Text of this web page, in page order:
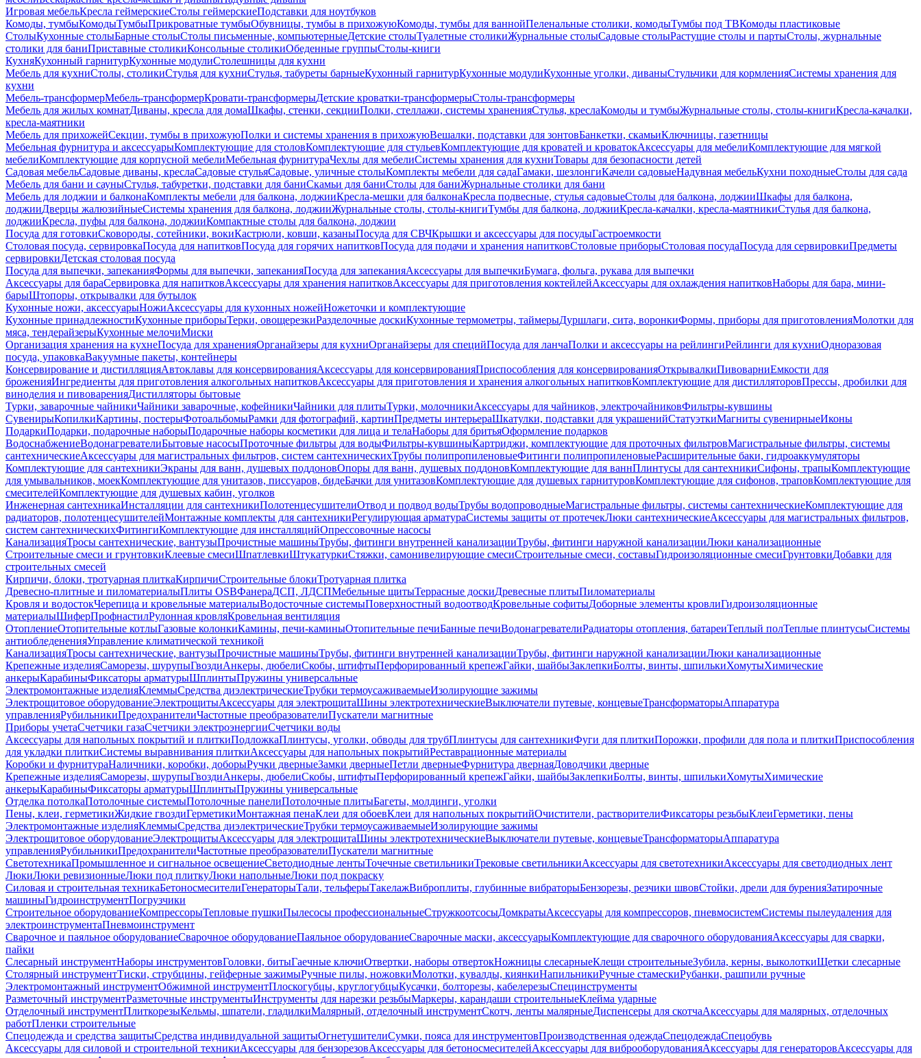
Игровая мебельКресла геймерскиеСтолы геймерскиеПодставки для ноутбуков
Комоды, тумбыКомодыТумбыПрикроватные тумбыОбувницы, тумбы в прихожуюКомоды, тумбы для ваннойПеленальные столики, комодыТумбы под ТВКомоды пластиковые
СтолыКухонные столыБарные столыСтолы письменные, компьютерныеДетские столыТуалетные столикиЖурнальные столыСадовые столыРастущие столы и партыСтолы, журнальные
столики для баниПриставные столикиКонсольные столикиОбеденные группыСтолы-книги
КухняКухонный гарнитурКухонные модулиСтолешницы для кухни
Мебель для кухниСтолы, столикиСтулья для кухниСтулья, табуреты барныеКухонный гарнитурКухонные модулиКухонные уголки, диваныСтульчики для кормленияСистемы хранения для
кухни
Мебель-трансформерМебель-трансформерКровати-трансформерыДетские кроватки-трансформерыСтолы-трансформеры
Мебель для жилых комнатДиваны, кресла для домаШкафы, стенки, секцииПолки, стеллажи, системы храненияСтулья, креслаКомоды и тумбыЖурнальные столы, столы-книгиКресла-качалки,
кресла-маятники
Мебель для прихожейСекции, тумбы в прихожуюПолки и системы хранения в прихожуюВешалки, подставки для зонтовБанкетки, скамьиКлючницы, газетницы
Мебельная фурнитура и аксессуарыКомплектующие для столовКомплектующие для стульевКомплектующие для кроватей и кроватокАксессуары для мебелиКомплектующие для мягкой
мебелиКомплектующие для корпусной мебелиМебельная фурнитураЧехлы для мебелиСистемы хранения для кухниТовары для безопасности детей
Садовая мебельСадовые диваны, креслаСадовые стульяСадовые, уличные столыКомплекты мебели для садаГамаки, шезлонгиКачели садовыеНадувная мебельКухни походныеСтолы для сада
Мебель для бани и сауныСтулья, табуретки, подставки для баниСкамьи для баниСтолы для баниЖурнальные столики для бани
Мебель для лоджии и балконаКомплекты мебели для балкона, лоджииКресла-мешки для балконаКресла подвесные, стулья садовыеСтолы для балкона, лоджииШкафы для балкона,
лоджииДверцы жалюзийныеСистемы хранения для балкона, лоджииЖурнальные столы, столы-книгиТумбы для балкона, лоджииКресла-качалки, кресла-маятникиСтулья для балкона,
лоджииКресла, пуфы для балкона, лоджииКомпактные столы для балкона, лоджии
Посуда для готовкиСковороды, сотейники, вокиКастрюли, ковши, казаныПосуда для СВЧКрышки и аксессуары для посудыГастроемкости
Столовая посуда, сервировкаПосуда для напитковПосуда для горячих напитковПосуда для подачи и хранения напитковСтоловые приборыСтоловая посудаПосуда для сервировкиПредметы
сервировкиДетская столовая посуда
Посуда для выпечки, запеканияФормы для выпечки, запеканияПосуда для запеканияАксессуары для выпечкиБумага, фольга, рукава для выпечки
Аксессуары для бараСервировка для напитковАксессуары для хранения напитковАксессуары для приготовления коктейлейАксессуары для охлаждения напитковНаборы для бара, мини-
барыШтопоры, открывалки для бутылок
Кухонные ножи, аксессуарыНожиАксессуары для кухонных ножейНожеточки и комплектующие
Кухонные принадлежностиКухонные приборыТерки, овощерезкиРазделочные доскиКухонные термометры, таймерыДуршлаги, сита, воронкиФормы, приборы для приготовленияМолотки для
мяса, тендерайзерыКухонные мелочиМиски
Организация хранения на кухнеПосуда для храненияОрганайзеры для кухниОрганайзеры для специйПосуда для ланчаПолки и аксессуары на рейлингиРейлинги для кухниОдноразовая
посуда, упаковкаВакуумные пакеты, контейнеры
Консервирование и дистилляцияАвтоклавы для консервированияАксессуары для консервированияПриспособления для консервированияОткрывалкиПивоварниЕмкости для
броженияИнгредиенты для приготовления алкогольных напитковАксессуары для приготовления и хранения алкогольных напитковКомплектующие для дистилляторовПрессы, дробилки для
виноделия и пивоваренияДистилляторы бытовые
Турки, заварочные чайникиЧайники заварочные, кофейникиЧайники для плитыТурки, молочникиАксессуары для чайников, электрочайниковФильтры-кувшины
СувенирыКопилкиКартины, постерыФотоальбомыРамки для фотографий, картинПредметы интерьераШкатулки, подставки для украшенийСтатуэткиМагниты сувенирныеИконы
ПодаркиПодарки, подарочные наборыПодарочные наборы косметики для лица и телаНаборы для бритьяОформление подарков
ВодоснабжениеВодонагревателиБытовые насосыПроточные фильтры для водыФильтры-кувшиныКартриджи, комплектующие для проточных фильтровМагистральные фильтры, системы
сантехническиеАксессуары для магистральных фильтров, систем сантехническихТрубы полипропиленовыеФитинги полипропиленовыеРасширительные баки, гидроаккумуляторы
Комплектующие для сантехникиЭкраны для ванн, душевых поддоновОпоры для ванн, душевых поддоновКомплектующие для ваннПлинтусы для сантехникиСифоны, трапыКомплектующие
для умывальников, моекКомплектующие для унитазов, писсуаров, бидеБачки для унитазовКомплектующие для душевых гарнитуровКомплектующие для сифонов, траповКомплектующие для
смесителейКомплектующие для душевых кабин, уголков
Инженерная сантехникаИнсталляции для сантехникиПолотенцесушителиОтвод и подвод водыТрубы водопроводныеМагистральные фильтры, системы сантехническиеКомплектующие для
радиаторов, полотенцесушителейМонтажные комплекты для сантехникиРегулирующая арматураСистемы защиты от протечекЛюки сантехническиеАксессуары для магистральных фильтров,
систем сантехническихФитингиКомплектующие для инсталляцийОпрессовочные насосы
КанализацияТросы сантехнические, вантузыПрочистные машиныТрубы, фитинги внутренней канализацииТрубы, фитинги наружной канализацииЛюки канализационные
Строительные смеси и грунтовкиКлеевые смесиШпатлевкиШтукатуркиСтяжки, самонивелирующие смесиСтроительные смеси, составыГидроизоляционные смесиГрунтовкиДобавки для
строительных смесей
Кирпичи, блоки, тротуарная плиткаКирпичиСтроительные блокиТротуарная плитка
Древесно-плитные и пиломатериалыПлиты OSBФанераДСП, ЛДСПМебельные щитыТеррасные доскиДревесные плитыПиломатериалы
Кровля и водостокЧерепица и кровельные материалыВодосточные системыПоверхностный водоотводКровельные софитыДоборные элементы кровлиГидроизоляционные
материалыШиферПрофнастилРулонная кровляКровельная вентиляция
ОтоплениеОтопительные котлыГазовые колонкиКамины, печи-каминыОтопительные печиБанные печиВодонагревателиРадиаторы отопления, батареиТеплый полТеплые плинтусыСистемы
антиобледененияУправление климатической техникой
КанализацияТросы сантехнические, вантузыПрочистные машиныТрубы, фитинги внутренней канализацииТрубы, фитинги наружной канализацииЛюки канализационные
Крепежные изделияСаморезы, шурупыГвоздиАнкеры, дюбелиСкобы, штифтыПерфорированный крепежГайки, шайбыЗаклепкиБолты, винты, шпилькиХомутыХимические
анкерыКарабиныФиксаторы арматурыШплинтыПружины универсальные
Электромонтажные изделияКлеммыСредства диэлектрическиеТрубки термоусаживаемыеИзолирующие зажимы
Электрощитовое оборудованиеЭлектрощитыАксессуары для электрощитаШины электротехническиеВыключатели путевые, концевыеТрансформаторыАппаратура
управленияРубильникиПредохранителиЧастотные преобразователиПускатели магнитные
Приборы учетаСчетчики газаСчетчики электроэнергииСчетчики воды
Аксессуары для напольных покрытий и плиткиПодложкаПлинтусы, уголки, обводы для трубПлинтусы для сантехникиФуги для плиткиПорожки, профили для пола и плиткиПриспособления
для укладки плиткиСистемы выравнивания плиткиАксессуары для напольных покрытийРеставрационные материалы
Коробки и фурнитураНаличники, коробки, доборыРучки дверныеЗамки дверныеПетли дверныеФурнитура двернаяДоводчики дверные
Крепежные изделияСаморезы, шурупыГвоздиАнкеры, дюбелиСкобы, штифтыПерфорированный крепежГайки, шайбыЗаклепкиБолты, винты, шпилькиХомутыХимические
анкерыКарабиныФиксаторы арматурыШплинтыПружины универсальные
Отделка потолкаПотолочные системыПотолочные панелиПотолочные плитыБагеты, молдинги, уголки
Пены, клеи, герметикиЖидкие гвоздиГерметикиМонтажная пенаКлеи для обоевКлеи для напольных покрытийОчистители, растворителиФиксаторы резьбыКлеиГерметики, пены
Электромонтажные изделияКлеммыСредства диэлектрическиеТрубки термоусаживаемыеИзолирующие зажимы
Электрощитовое оборудованиеЭлектрощитыАксессуары для электрощитаШины электротехническиеВыключатели путевые, концевыеТрансформаторыАппаратура
управленияРубильникиПредохранителиЧастотные преобразователиПускатели магнитные
СветотехникаПромышленное и сигнальное освещениеСветодиодные лентыТочечные светильникиТрековые светильникиАксессуары для светотехникиАксессуары для светодиодных лент
ЛюкиЛюки ревизионныеЛюки под плиткуЛюки напольныеЛюки под покраску
Силовая и строительная техникаБетоносмесителиГенераторыТали, тельферыТакелажВиброплиты, глубинные вибраторыБензорезы, резчики швовСтойки, дрели для буренияЗатирочные
машиныГидроинструментПогрузчики
Строительное оборудованиеКомпрессорыТепловые пушкиПылесосы профессиональныеСтружкоотсосыДомкратыАксессуары для компрессоров, пневмосистемСистемы пылеудаления для
электроинструментаПневмоинструмент
Сварочное и паяльное оборудованиеСварочное оборудованиеПаяльное оборудованиеСварочные маски, аксессуарыКомплектующие для сварочного оборудованияАксессуары для сварки,
пайки
Слесарный инструментНаборы инструментовГоловки, битыГаечные ключиОтвертки, наборы отвертокНожницы слесарныеКлещи строительныеЗубила, керны, выколоткиЩетки слесарные
Столярный инструментТиски, струбцины, гейферные зажимыРучные пилы, ножовкиМолотки, кувалды, киянкиНапильникиРучные стамескиРубанки, рашпили ручные
Электромонтажный инструментОбжимной инструментПлоскогубцы, круглогубцыКусачки, болторезы, кабелерезыСпецинструменты
Разметочный инструментРазметочные инструментыИнструменты для нарезки резьбыМаркеры, карандаши строительныеКлейма ударные
Отделочный инструментПлиткорезыКельмы, шпатели, гладилкиМалярный, отделочный инструментСкотч, ленты малярныеДиспенсеры для скотчаАксессуары для малярных, отделочных
работПленки строительные
Спецодежда и средства защитыСредства индивидуальной защитыОгнетушителиСумки, пояса для инструментовПроизводственная одеждаСпецодеждаСпецобувь
Аксессуары для силовой и строительной техникиАксессуары для бензорезовАксессуары для бетоносмесителейАксессуары для виброоборудованияАксессуары для генераторовАксессуары для